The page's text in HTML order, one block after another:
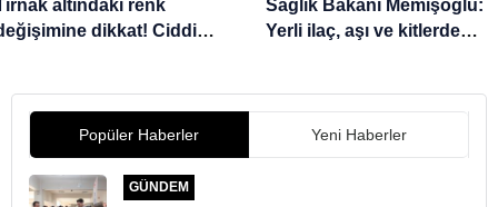
altındaki renk
dikkat! Ciddi
Sağlık Bakanı Memişoğlu:
Yerli ilaç, aşı ve kitlerde
Popüler Haberler Yeni Haberler
GÜNDEM